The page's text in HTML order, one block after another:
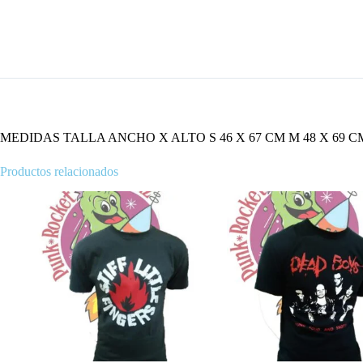
MEDIDAS TALLA ANCHO X ALTO S 46 X 67 CM M 48 X 69
Productos relacionados